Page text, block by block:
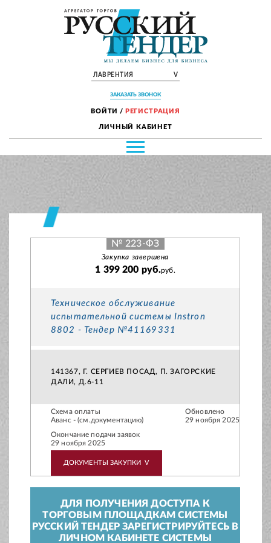
ЛАВРЕНТИЯ V
ЗАКАЗАТЬ ЗВОНОК
ВОЙТИ / РЕГИСТРАЦИЯ
ЛИЧНЫЙ КАБИНЕТ
№ 223-ФЗ
Закупка завершена
1 399 200 руб.руб.
Техническое обслуживание
испытательной системы Instron
8802 - Тендер №41169331
141367, Г. СЕРГИЕВ ПОСАД, П. ЗАГОРСКИЕ
ДАЛИ, Д.6-11
Схема оплаты
Аванс - (см.документацию)
Обновлено
29 ноября 2025
Окончание подачи заявок
29 ноября 2025
ДОКУМЕНТЫ ЗАКУПКИ V
ДЛЯ ПОЛУЧЕНИЯ ДОСТУПА К
ТОРГОВЫМ ПЛОЩАДКАМ СИСТЕМЫ
РУССКИЙ ТЕНДЕР ЗАРЕГИСТРИРУЙТЕСЬ В
ЛИЧНОМ КАБИНЕТЕ СИСТЕМЫ